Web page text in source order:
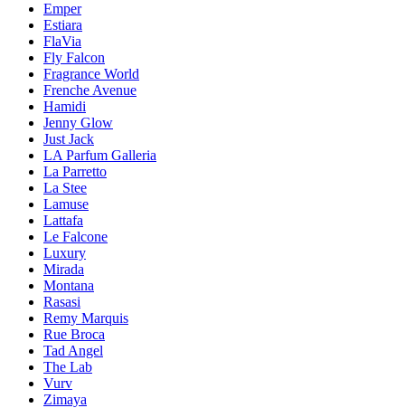
Emper
Estiara
FlaVia
Fly Falcon
Fragrance World
Frenche Avenue
Hamidi
Jenny Glow
Just Jack
LA Parfum Galleria
La Parretto
La Stee
Lamuse
Lattafa
Le Falcone
Luxury
Mirada
Montana
Rasasi
Remy Marquis
Rue Broca
Tad Angel
The Lab
Vurv
Zimaya